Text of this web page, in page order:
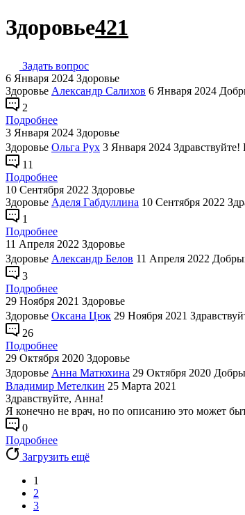
Здоровье421
Задать вопрос
6 Января 2024 Здоровье
Здоровье Александр Салихов 6 Января 2024
2
Подробнее
3 Января 2024 Здоровье
Здоровье Ольга Рух 3 Января 2024
11
Подробнее
10 Сентября 2022 Здоровье
Здоровье Аделя Габдуллина 10 Сентября 2022
1
Подробнее
11 Апреля 2022 Здоровье
Здоровье Александр Белов 11 Апреля 2022
3
Подробнее
29 Ноября 2021 Здоровье
Здоровье Оксана Цюк 29 Ноября 2021
26
Подробнее
29 Октября 2020 Здоровье
Здоровье Анна Матюхина 29 Октября 2020
Владимир Метелкин 25 Марта 2021
Здравствуйте, Анна!
Я конечно не врач, но по описанию это может
0
Подробнее
Загрузить ещё
1
2
3